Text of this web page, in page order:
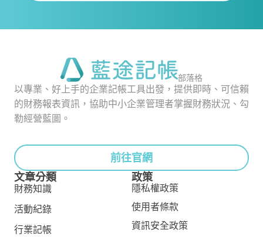
部落格
以專業、好上手的企業記帳工具出發，提供即時、可信賴
的財務報表資訊，協助中小企業管理者掌握財務狀況、勾
勒經營藍圖。
前往官網
文章分類
財務知識
活動紀錄
行業記帳
政策
隱私權政策
使用者條款
資訊安全政策